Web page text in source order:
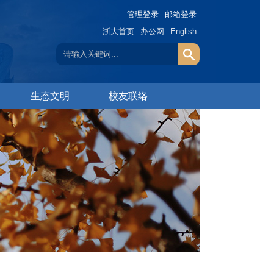
管理登录
邮箱登录
浙大首页
办公网 English
生态文明 校友联络